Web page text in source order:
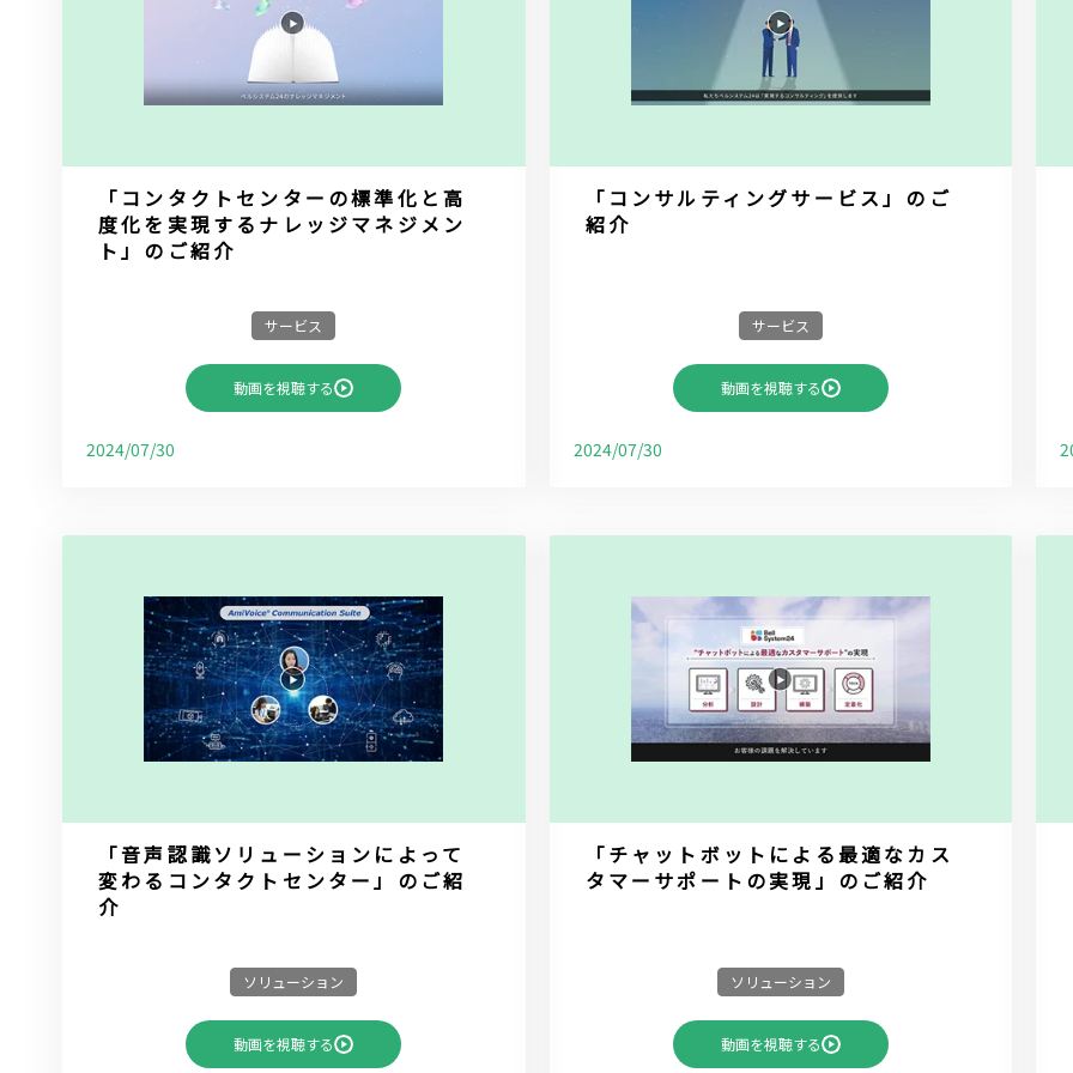
「コンタクトセンターの標準化と高
度化を実現するナレッジマネジメン
ト」のご紹介
サービス
動画を視聴する
2024/07/30
「コンサルティングサービス」のご
紹介
サービス
動画を視聴する
2024/07/30
「音声認識ソリューションによって
変わるコンタクトセンター」のご紹
介
ソリューション
動画を視聴する
「チャットボットによる最適なカス
タマーサポートの実現」のご紹介
ソリューション
動画を視聴する